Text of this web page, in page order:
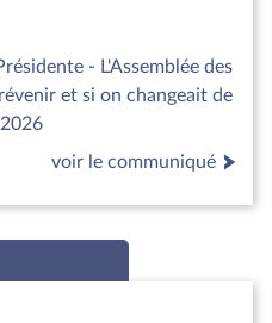
- L'Assemblée des
et si on changeait de
voir le communiqué